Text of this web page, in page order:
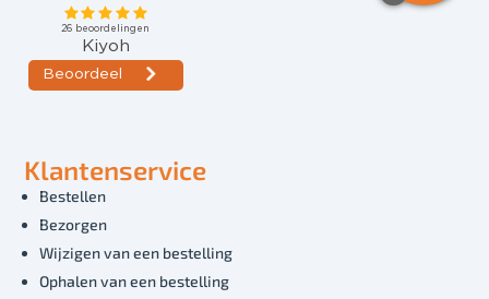
Klantenservice
Bestellen
Bezorgen
Wijzigen van een bestelling
Ophalen van een bestelling